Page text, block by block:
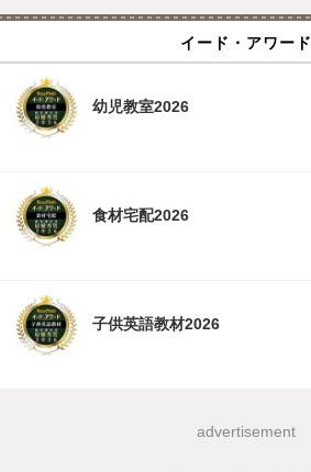
イード・アワード
幼児教室2026
食材宅配2026
子供英語教材2026
advertisement